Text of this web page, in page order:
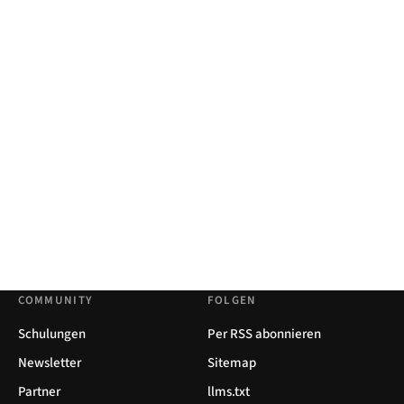
COMMUNITY
Schulungen
Newsletter
Partner
FOLGEN
Per RSS abonnieren
Sitemap
llms.txt